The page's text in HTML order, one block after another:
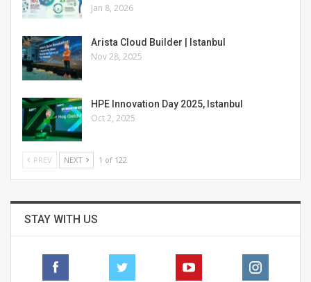
Jan 8, 2026
Arista Cloud Builder | Istanbul
Nov 28, 2025
HPE Innovation Day 2025, Istanbul
Oct 2, 2025
PREV NEXT 1 of 122
STAY WITH US